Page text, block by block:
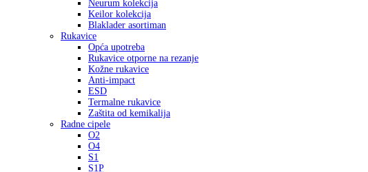
Neurum kolekcija
Keilor kolekcija
Blaklader asortiman
Rukavice
Opća upotreba
Rukavice otporne na rezanje
Kožne rukavice
Anti-impact
ESD
Termalne rukavice
Zaštita od kemikalija
Radne cipele
O2
O4
S1
S1P